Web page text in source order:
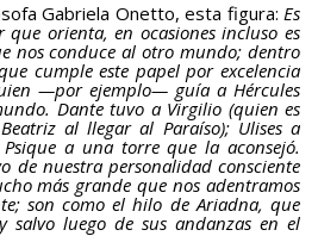
Gabriela Onetto, esta figura: Es
orienta, en ocasiones incluso es
nos conduce al otro mundo; dentro
cumple este papel por excelencia
—por ejemplo— guía a Hércules
Dante tuvo a Virgilio (quien es
al llegar al Paraíso); Ulises a
a una torre que la aconsejó.
de nuestra personalidad consciente
más grande que nos adentramos
son como el hilo de Ariadna, que
salvo luego de sus andanzas en el